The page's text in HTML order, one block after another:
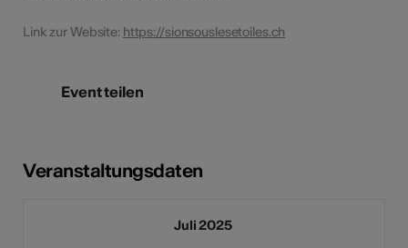
Link zur Website: https://sionsouslesetoiles.ch
Event teilen
Veranstaltungsdaten
Juli 2025